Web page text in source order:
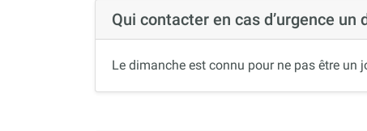
Qui contacter en cas d’urgence un
Le dimanche est connu pour ne pas être un